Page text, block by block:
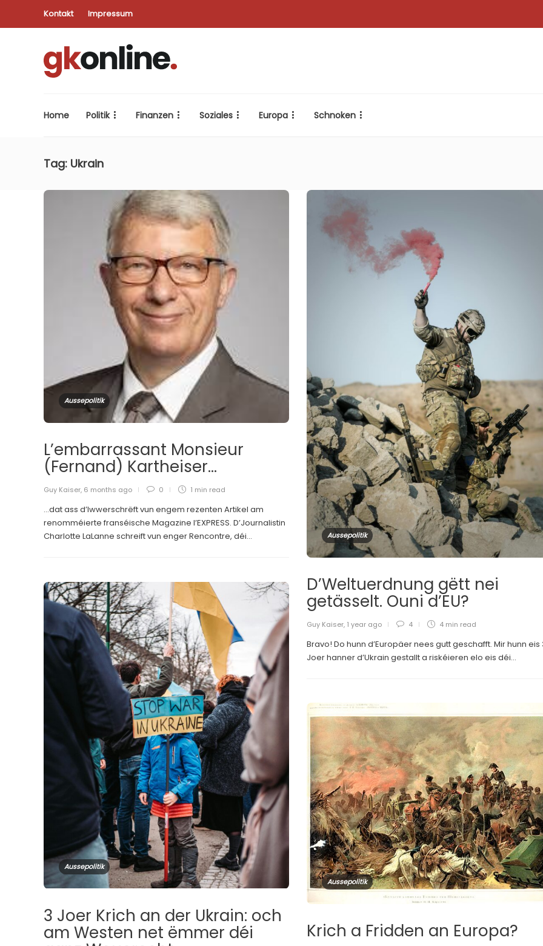
Kontakt Impressum
Home Politik Finanzen Soziales Europa Schnoken
Tag: Ukrain
Aussepolitik
L’embarrassant Monsieur
(Fernand) Kartheiser…
Guy Kaiser, 6 months ago 0 1 min read
…dat ass d’Iwwerschrëft vun engem rezenten Artikel am
renomméierte franséische Magazine l’EXPRESS. D’Journalistin
Charlotte LaLanne schreift vun enger Rencontre, déi...
Aussepolitik
D’Weltuerdnung gëtt nei
getässelt. Ouni d’EU?
Guy Kaiser, 1 year ago 4 4 min read
Bravo! Do hunn d’Europäer nees gutt geschafft. Mir hunn eis
Joer hanner d’Ukrain gestallt a riskéieren elo eis déi...
Aussepolitik
3 Joer Krich an der Ukrain: och
am Westen net ëmmer déi
Aussepolitik
Krich a Fridden an Europa?